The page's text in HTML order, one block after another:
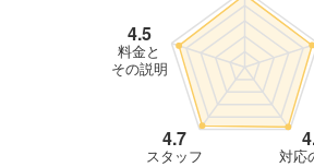
対応
4.7
スタッフ
4.5
料金と
その説明